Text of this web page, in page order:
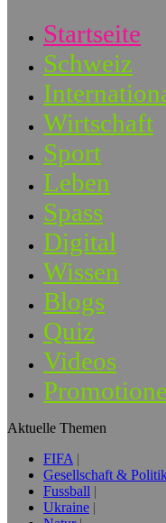
Startseite
Schweiz
Wirtschaft
Sport
Leben
Spass
Digital
Wissen
Blogs
Quiz
Videos
Aktuelle Themen
FIFA
Gesellschaft &
Fussball
Ukraine